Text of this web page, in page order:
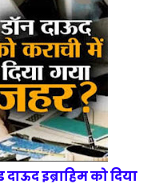
इब्राहिम को दिया